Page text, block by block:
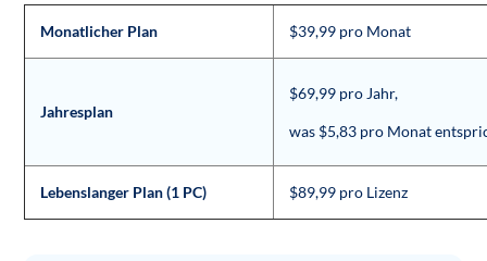
Monatlicher Plan $39,99 pro Monat
Jahresplan
$69,99 pro Jahr,
was $5,83 pro Monat
Lebenslanger Plan (1 PC) $89,99 pro Lizenz